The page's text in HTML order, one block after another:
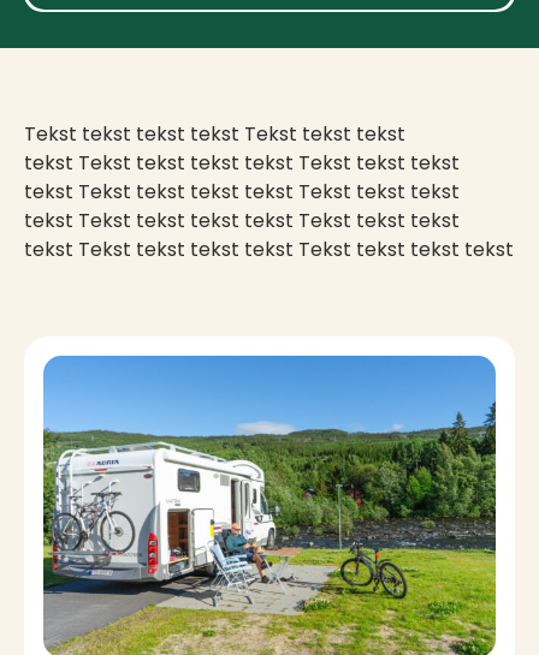
Tekst tekst tekst tekst Tekst tekst tekst
tekst Tekst tekst tekst tekst Tekst tekst tekst
tekst Tekst tekst tekst tekst Tekst tekst tekst
tekst Tekst tekst tekst tekst Tekst tekst tekst
tekst Tekst tekst tekst tekst Tekst tekst tekst tekst